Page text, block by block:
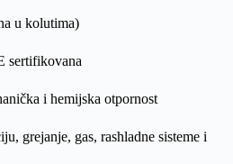
u kolutima)
sertifikovana
i hemijska otpornost
grejanje, gas, rashladne sisteme i